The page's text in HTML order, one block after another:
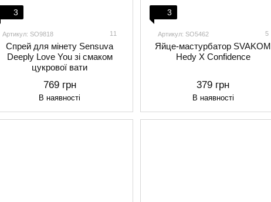
3
Артикул: SO9818 11
Спрей для мінету Sensuva
Deeply Love You зі смаком
цукрової вати
769 грн
В наявності
3
Артикул: SO5462 5
Яйце-мастурбатор SVAKOM
Hedy X Confidence
379 грн
В наявності